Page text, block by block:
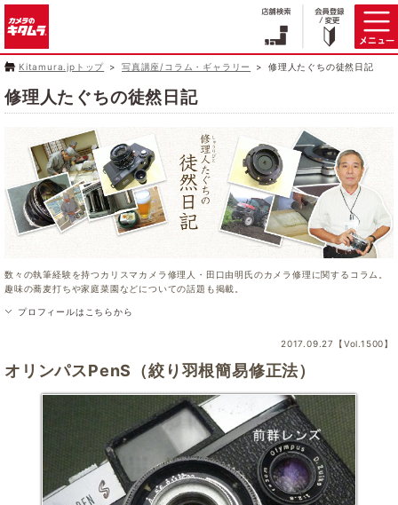
Kitamura.jpトップ 写真講座/コラム・ギャラリー 修理人たぐちの徒然日記
修理人たぐちの徒然日記
数々の執筆経験を持つカリスマカメラ修理人・田口由明氏のカメラ修理に関するコラム。
趣味の蕎麦打ちや家庭菜園などについての話題も掲載。
プロフィールはこちらから
2017.09.27【Vol.1500】
オリンパスPenS（絞り羽根簡易修正法）